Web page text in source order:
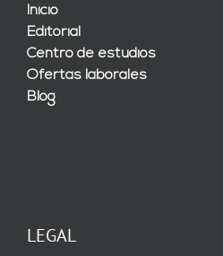
Inicio
Editorial
Centro de estudios
Ofertas laborales
Blog
LEGAL